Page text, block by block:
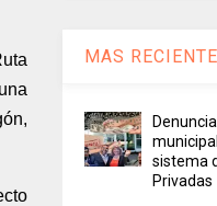
MAS
sistema
Privadas